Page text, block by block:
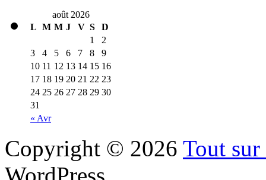
août 2026
L M M J V S D
« Avr
1
2
3
4 5 6 7 8
9
10 11 12 13 14 15 16
17 18 19 20 21 22 23
24 25 26 27 28 29 30
31
Copyright © 2026 Tout